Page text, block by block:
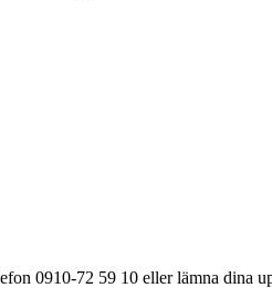
0910-72 59 10 eller lämna dina